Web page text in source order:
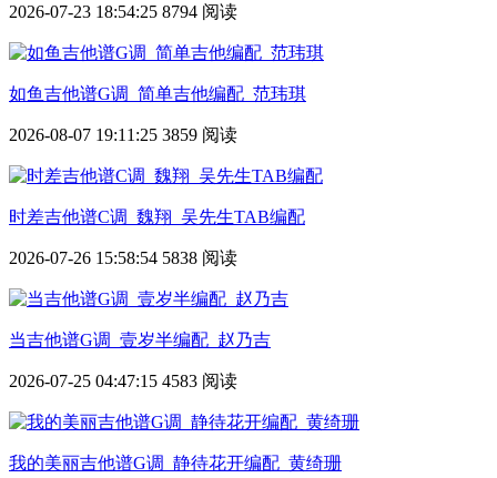
2026-07-23 18:54:25 8794 阅读
如鱼吉他谱G调_简单吉他编配_范玮琪
2026-08-07 19:11:25 3859 阅读
时差吉他谱C调_魏翔_吴先生TAB编配
2026-07-26 15:58:54 5838 阅读
当吉他谱G调_壹岁半编配_赵乃吉
2026-07-25 04:47:15 4583 阅读
我的美丽吉他谱G调_静待花开编配_黄绮珊